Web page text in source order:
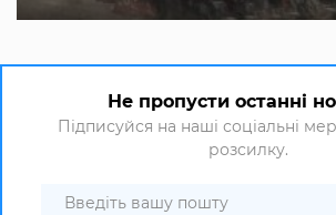
Не пропусти останні
Підписуйся на наші соціальні
розсилку.